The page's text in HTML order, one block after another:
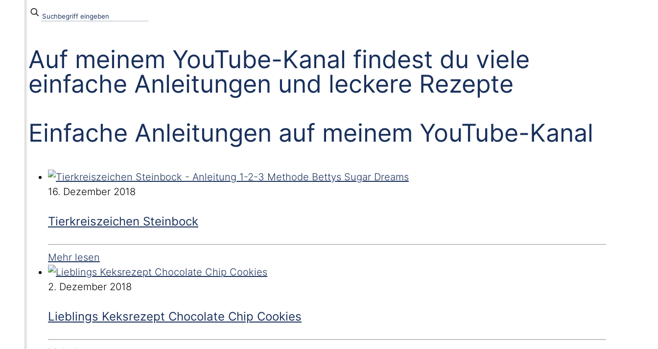
Auf meinem YouTube-Kanal findest du viele
einfache Anleitungen und leckere Rezepte
Einfache Anleitungen auf meinem YouTube-Kanal
16. Dezember 2018
Tierkreiszeichen Steinbock
Mehr lesen
2. Dezember 2018
Lieblings Keksrezept Chocolate Chip Cookies